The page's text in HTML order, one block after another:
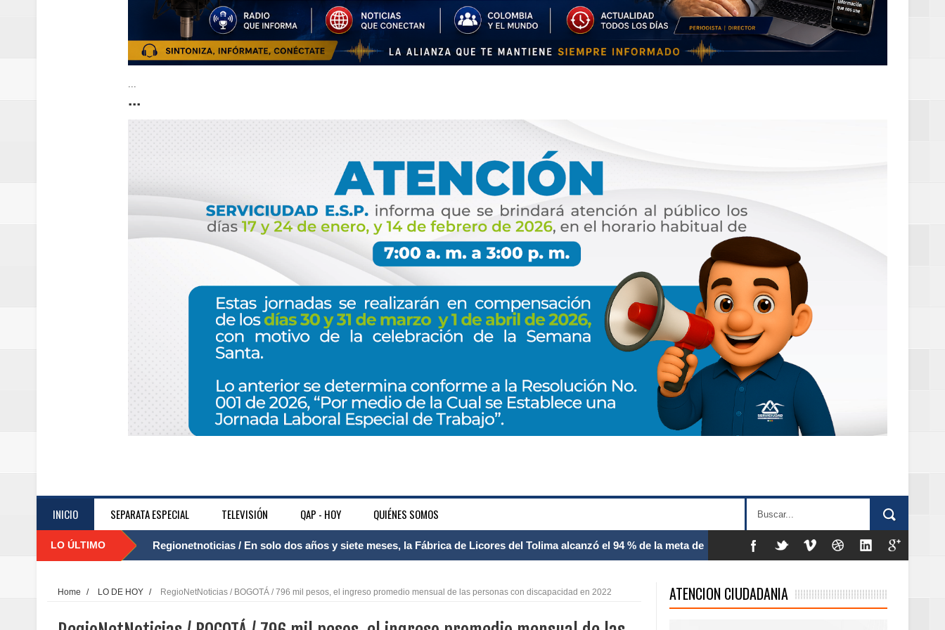
...
...
INICIO SEPARATA ESPECIAL TELEVISIÓN QAP - HOY QUIÉNES SOMOS
LO ÚLTIMO Regionetnoticias / El Aeropuerto Internacional Matecaña fortalece su conectividad con una nueva frecuencia
Home / LO DE HOY / RegioNetNoticias / BOGOTÁ / 796 mil pesos, el ingreso promedio mensual de las personas con discapacidad en 2022 ATENCION CIUDADANIA